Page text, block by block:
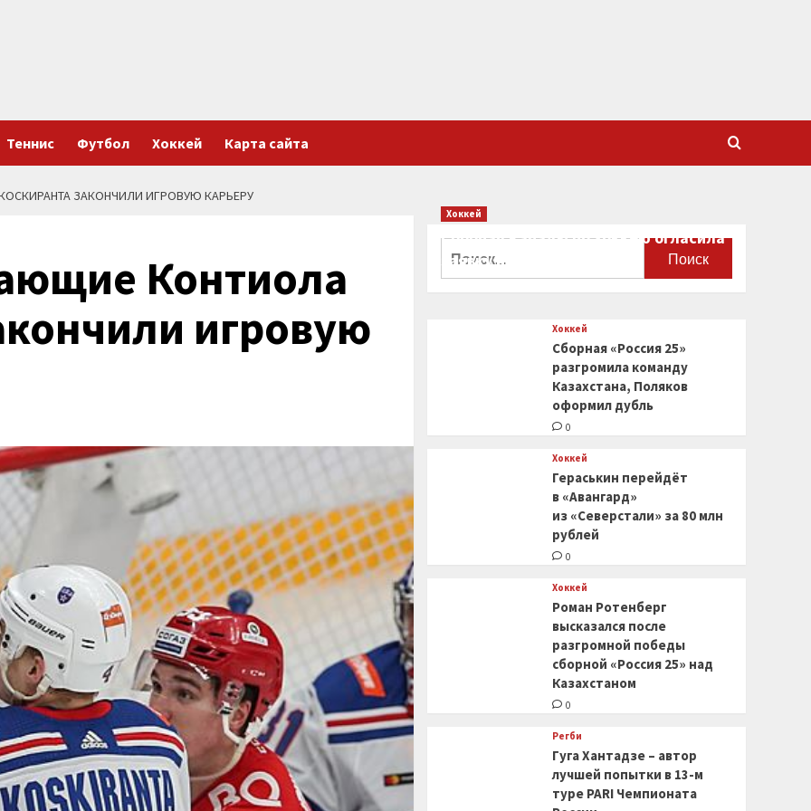
Теннис Футбол Хоккей Карта сайта
ЗАКОНЧИЛИ ИГРОВУЮ КАРЬЕРУ
Контиола
игровую
Хоккей
Сборная Канады по хоккею огласила
заявку на чемпионат мира
Хоккей
Сборная «Россия 25»
разгромила команду
Казахстана, Поляков
оформил дубль
0
Хоккей
Гераськин перейдёт
в «Авангард»
из «Северстали» за 80 млн
рублей
0
Хоккей
Роман Ротенберг
высказался после
разгромной победы
сборной «Россия 25» над
Казахстаном
0
Регби
Гуга Хантадзе – автор
лучшей попытки в 13-м
туре PARI Чемпионата